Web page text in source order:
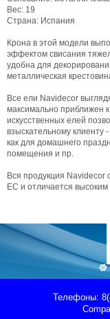
Вес: 19
Страна: Испания
Крона в этой модели
эффектом свисания
удобна для
металлическая
Все ели Navidecor
максимально приближен
искусственных елей
взыскательному
как для домашнего
помещения и пр.
Вся продукция Navidecor
ЕС и отличается
Телефоны: